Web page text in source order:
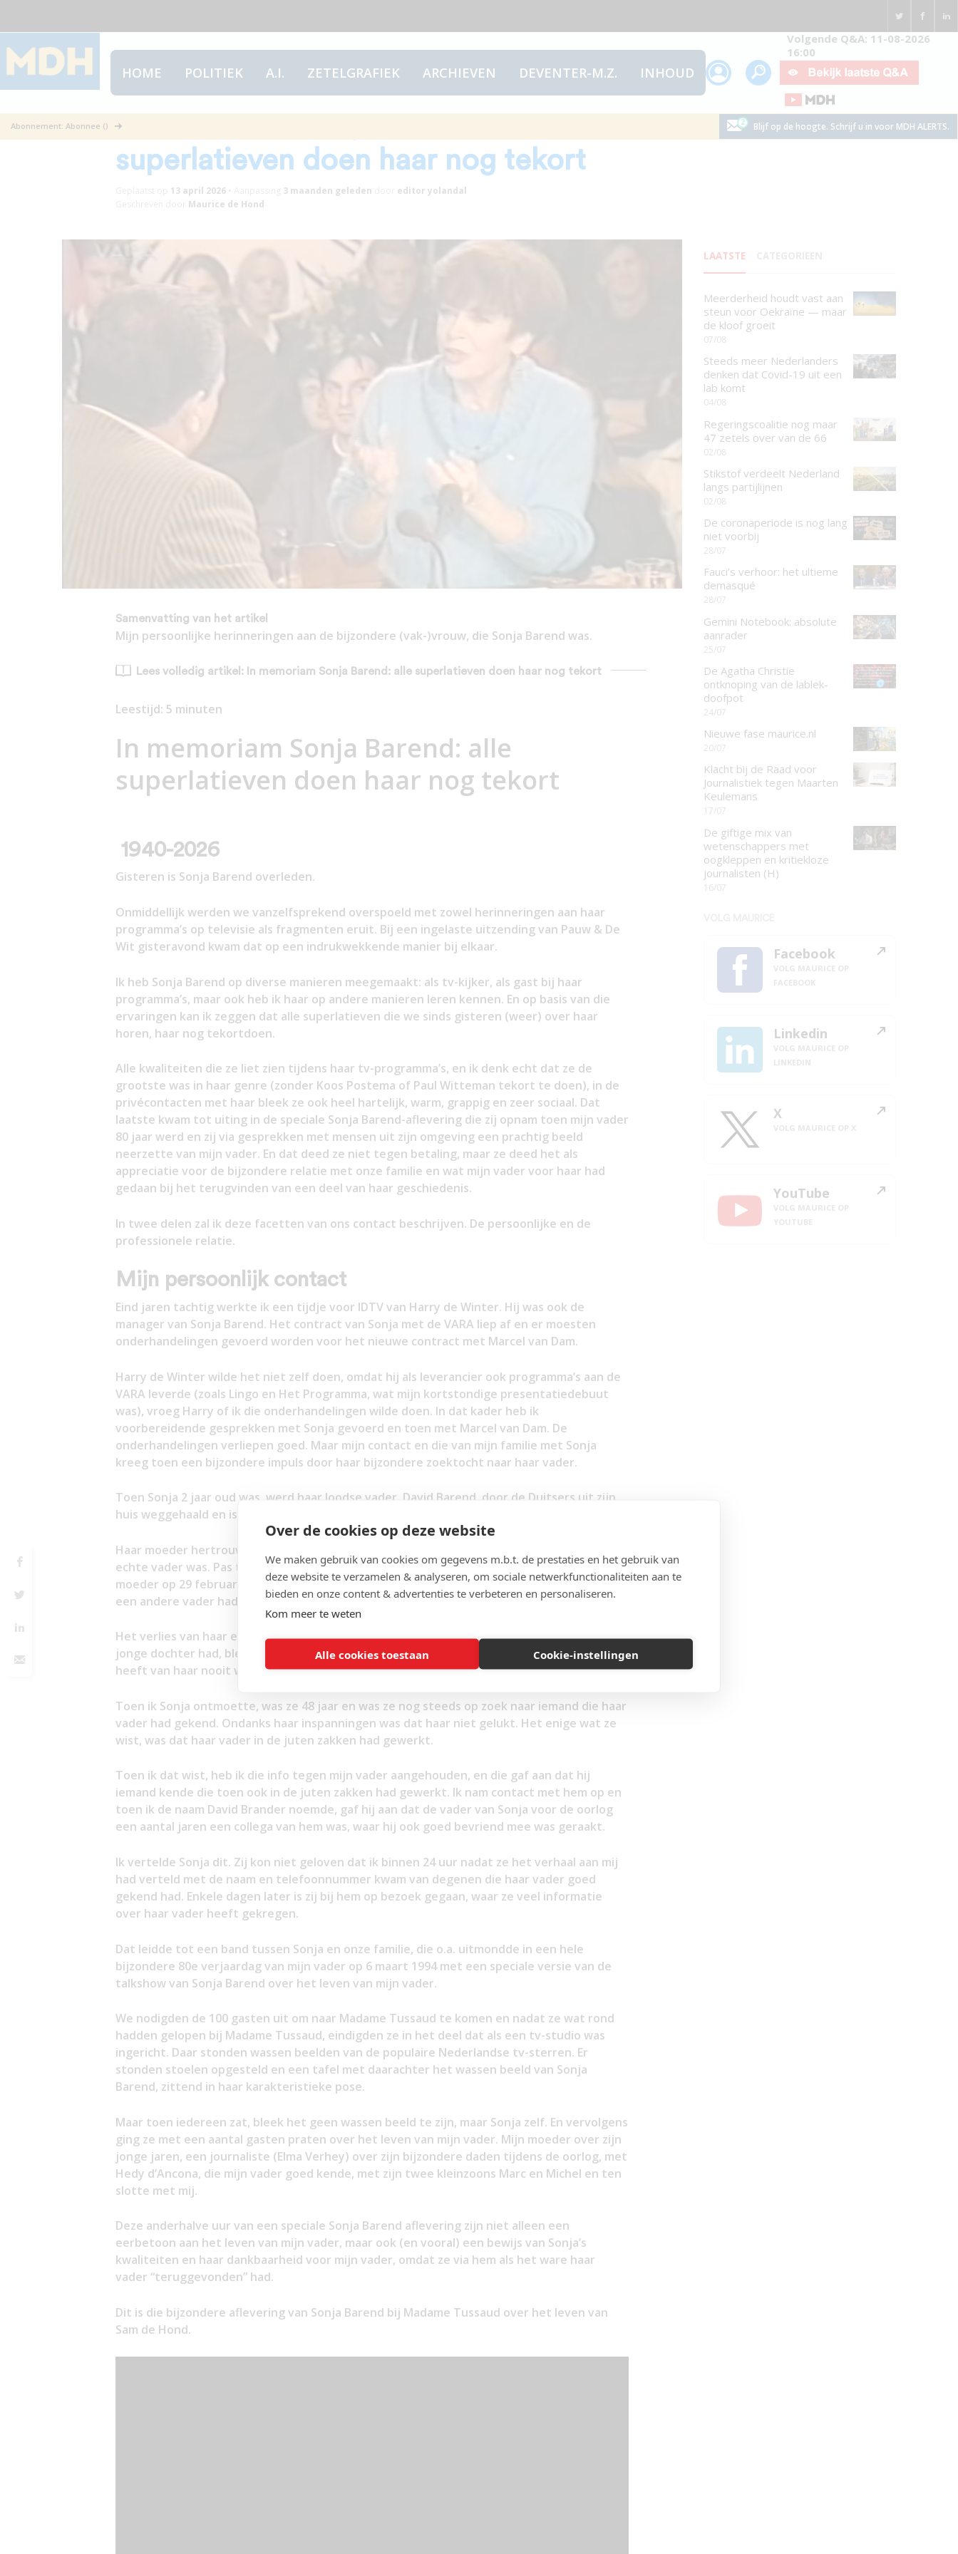
Over de cookies op deze website
We maken gebruik van cookies om gegevens m.b.t. de prestaties en het gebruik van
deze website te verzamelen & analyseren, om sociale netwerkfunctionaliteiten aan te
bieden en onze content & advertenties te verbeteren en personaliseren.
Kom meer te weten
Alle cookies toestaan Cookie-instellingen
HOME POLITIEK A.I. ZETELGRAFIEK ARCHIEVEN DEVENTER-M.Z. INHOUD
Volgende Q&A: 11-08-2026
16:00
Abonnement: Abonnee () Blijf op de hoogte. Schrijf u in voor MDH ALERTS.
In memoriam Sonja Barend: alle
superlatieven doen haar nog tekort
13 april 2026• 3 maanden geleden
editor yolandal
Maurice de Hond
Samenvatting van het artikel
Mijn persoonlijke herinneringen aan de bijzondere (vak-)vrouw, die Sonja Barend was.
Lees volledig artikel: In memoriam Sonja Barend: alle superlatieven doen haar nog tekort
Leestijd: 5 minuten
In memoriam Sonja Barend: alle
superlatieven doen haar nog tekort
1940-2026
Gisteren is Sonja Barend overleden.
Onmiddellijk werden we vanzelfsprekend overspoeld met zowel herinneringen aan haar
programma’s op televisie als fragmenten eruit. Bij een ingelaste uitzending van Pauw & De
Wit gisteravond kwam dat op een indrukwekkende manier bij elkaar.
Ik heb Sonja Barend op diverse manieren meegemaakt: als tv-kijker, als gast bij haar
programma’s, maar ook heb ik haar op andere manieren leren kennen. En op basis van die
ervaringen kan ik zeggen dat alle superlatieven die we sinds gisteren (weer) over haar
horen, haar nog tekortdoen.
Alle kwaliteiten die ze liet zien tijdens haar tv-programma’s, en ik denk echt dat ze de
grootste was in haar genre (zonder Koos Postema of Paul Witteman tekort te doen), in de
privécontacten met haar bleek ze ook heel hartelijk, warm, grappig en zeer sociaal. Dat
laatste kwam tot uiting in de speciale Sonja Barend-aflevering die zij opnam toen mijn vader
80 jaar werd en zij via gesprekken met mensen uit zijn omgeving een prachtig beeld
neerzette van mijn vader. En dat deed ze niet tegen betaling, maar ze deed het als
appreciatie voor de bijzondere relatie met onze familie en wat mijn vader voor haar had
gedaan bij het terugvinden van een deel van haar geschiedenis.
In twee delen zal ik deze facetten van ons contact beschrijven. De persoonlijke en de
professionele relatie.
Mijn persoonlijk contact
Eind jaren tachtig werkte ik een tijdje voor IDTV van Harry de Winter. Hij was ook de
manager van Sonja Barend. Het contract van Sonja met de VARA liep af en er moesten
onderhandelingen gevoerd worden voor het nieuwe contract met Marcel van Dam.
Harry de Winter wilde het niet zelf doen, omdat hij als leverancier ook programma’s aan de
VARA leverde (zoals Lingo en Het Programma, wat mijn kortstondige presentatiedebuut
was), vroeg Harry of ik die onderhandelingen wilde doen. In dat kader heb ik
voorbereidende gesprekken met Sonja gevoerd en toen met Marcel van Dam. De
onderhandelingen verliepen goed. Maar mijn contact en die van mijn familie met Sonja
kreeg toen een bijzondere impuls door haar bijzondere zoektocht naar haar vader.
Toen Sonja 2 jaar oud was, werd haar Joodse vader, David Barend, door de Duitsers uit zijn
huis weggehaald en is vervolgens in een concentratiekamp vermoord.
Haar moeder hertrouwde en Sonja wist tot haar 10e niet dat haar pleegvader niet haar
echte vader was. Pas toen ze op een verjaardagskalender van een vriendin van haar
moeder op 29 februari (haar geboortedag) Sonja Barend zag staan kwam ze erachter dat zij
een andere vader had.
Het verlies van haar eerste man en de wijze waarop dat gebeurd was, terwijl ze een heel
jonge dochter had, bleek een traumatisch effect te hebben gehad op haar moeder en Sonja
heeft van haar nooit wat vernomen over haar vader.
Toen ik Sonja ontmoette, was ze 48 jaar en was ze nog steeds op zoek naar iemand die haar
vader had gekend. Ondanks haar inspanningen was dat haar niet gelukt. Het enige wat ze
wist, was dat haar vader in de juten zakken had gewerkt.
Toen ik dat wist, heb ik die info tegen mijn vader aangehouden, en die gaf aan dat hij
iemand kende die toen ook in de juten zakken had gewerkt. Ik nam contact met hem op en
toen ik de naam David Brander noemde, gaf hij aan dat de vader van Sonja voor de oorlog
een aantal jaren een collega van hem was, waar hij ook goed bevriend mee was geraakt.
Ik vertelde Sonja dit. Zij kon niet geloven dat ik binnen 24 uur nadat ze het verhaal aan mij
had verteld met de naam en telefoonnummer kwam van degenen die haar vader goed
gekend had. Enkele dagen later is zij bij hem op bezoek gegaan, waar ze veel informatie
over haar vader heeft gekregen.
Dat leidde tot een band tussen Sonja en onze familie, die o.a. uitmondde in een hele
bijzondere 80e verjaardag van mijn vader op 6 maart 1994 met een speciale versie van de
talkshow van Sonja Barend over het leven van mijn vader.
We nodigden de 100 gasten uit om naar Madame Tussaud te komen en nadat ze wat rond
hadden gelopen bij Madame Tussaud, eindigden ze in het deel dat als een tv-studio was
ingericht. Daar stonden wassen beelden van de populaire Nederlandse tv-sterren. Er
stonden stoelen opgesteld en een tafel met daarachter het wassen beeld van Sonja
Barend, zittend in haar karakteristieke pose.
Maar toen iedereen zat, bleek het geen wassen beeld te zijn, maar Sonja zelf. En vervolgens
ging ze met een aantal gasten praten over het leven van mijn vader. Mijn moeder over zijn
jonge jaren, een journaliste (Elma Verhey) over zijn bijzondere daden tijdens de oorlog, met
Hedy d’Ancona, die mijn vader goed kende, met zijn twee kleinzoons Marc en Michel en ten
slotte met mij.
Deze anderhalve uur van een speciale Sonja Barend aflevering zijn niet alleen een
eerbetoon aan het leven van mijn vader, maar ook (en vooral) een bewijs van Sonja’s
kwaliteiten en haar dankbaarheid voor mijn vader, omdat ze via hem als het ware haar
vader “teruggevonden” had.
Dit is die bijzondere aflevering van Sonja Barend bij Madame Tussaud over het leven van
Sam de Hond.
LAATSTE
Meerderheid houdt vast aan
steun voor Oekraïne — maar
de kloof groeit
07/08
Steeds meer Nederlanders
denken dat Covid-19 uit een
lab komt
04/08
Regeringscoalitie nog maar
47 zetels over van de 66
02/08
Stikstof verdeelt Nederland
langs partijlijnen
02/08
De coronaperiode is nog lang
niet voorbij
28/07
Fauci’s verhoor: het ultieme
demasqué
28/07
Gemini Notebook: absolute
aanrader
25/07
De Agatha Christie
ontknoping van de lablek-
doofpot
24/07
Nieuwe fase maurice.nl
20/07
Klacht bij de Raad voor
Journalistiek tegen Maarten
Keulemans
17/07
De giftige mix van
wetenschappers met
oogkleppen en kritiekloze
journalisten (H)
16/07
Facebook
Linkedin
X
YouTube